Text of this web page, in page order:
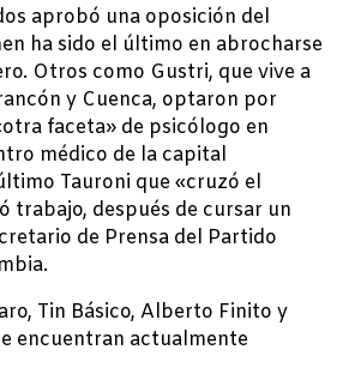
aprobó una oposición del
ha sido el último en abrocharse
Otros como Gustri, que vive a
y Cuenca, optaron por
faceta» de psicólogo en
médico de la capital
Tauroni que «cruzó el
trabajo, después de cursar un
de Prensa del Partido
Tin Básico, Alberto Finito y
encuentran actualmente